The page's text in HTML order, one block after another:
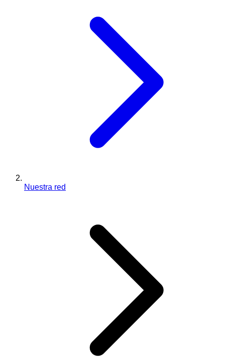
Nuestra red